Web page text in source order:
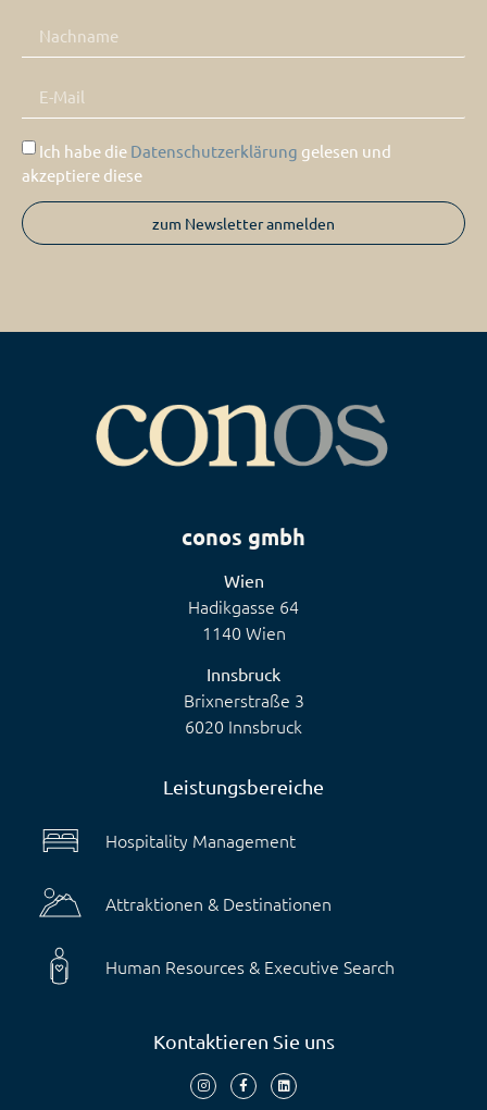
Ich habe die Datenschutzerklärung gelesen und
akzeptiere diese
zum Newsletter anmelden
conos gmbh
Wien
Hadikgasse 64
1140 Wien
Innsbruck
Brixnerstraße 3
6020 Innsbruck
Leistungsbereiche
Hospitality Management
Attraktionen & Destinationen
Human Resources & Executive Search
Kontaktieren Sie uns